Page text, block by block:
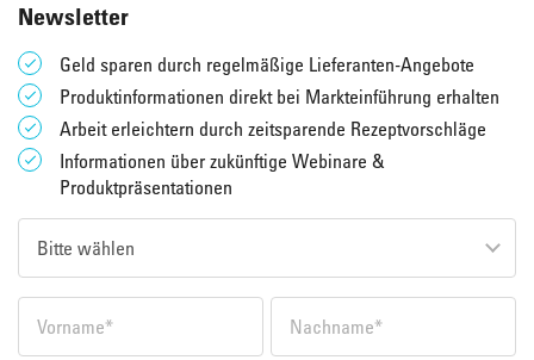
Newsletter
Geld sparen durch regelmäßige Lieferanten-Angebote
Produktinformationen direkt bei Markteinführung erhalten
Arbeit erleichtern durch zeitsparende Rezeptvorschläge
Informationen über zukünftige Webinare &
Produktpräsentationen